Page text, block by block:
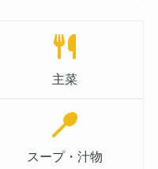
主菜
スープ・汁物